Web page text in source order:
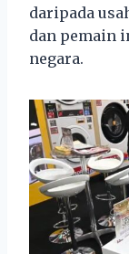
daripada
dan pemain
negara.